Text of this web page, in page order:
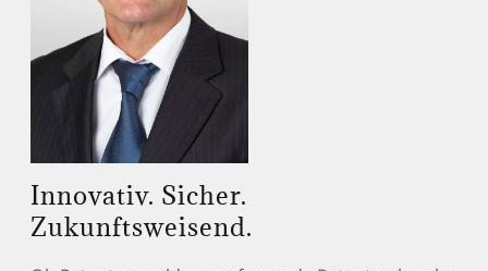
Innovativ. Sicher.
Zukunftsweisend.